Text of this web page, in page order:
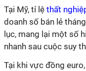
Tại Mỹ, tỉ lệ thất
doanh số bán lẻ
lục, mang lại một số
nhanh sau cuộc suy
Tại khi vực đồng